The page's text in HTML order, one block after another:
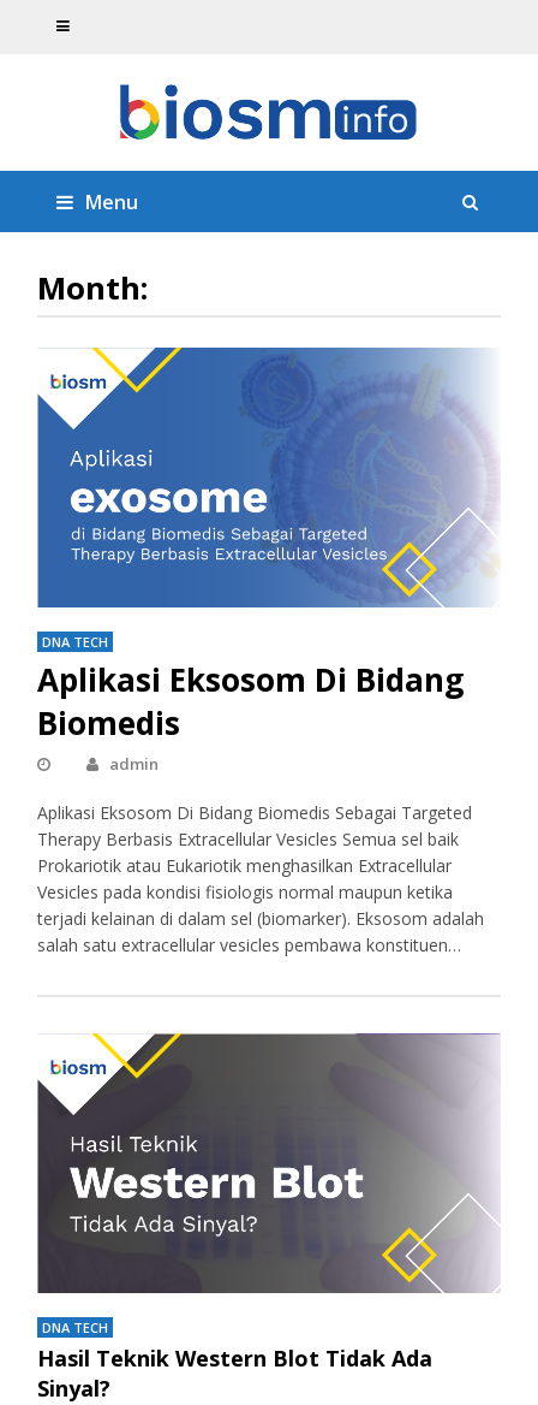
Menu
Month:
DNA TECH
Aplikasi Eksosom Di Bidang
Biomedis
admin
Aplikasi Eksosom Di Bidang Biomedis Sebagai Targeted
Therapy Berbasis Extracellular Vesicles Semua sel baik
Prokariotik atau Eukariotik menghasilkan Extracellular
Vesicles pada kondisi fisiologis normal maupun ketika
terjadi kelainan di dalam sel (biomarker). Eksosom adalah
salah satu extracellular vesicles pembawa konstituen…
DNA TECH
Hasil Teknik Western Blot Tidak Ada
Sinyal?